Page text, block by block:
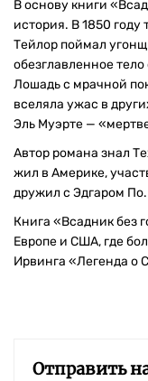
В основу книги
история. В 1850
Тейлор поймал
обезглавленное
Лошадь с мрачной
вселяла ужас в
Эль Муэрте —
Автор романа знал
жил в Америке,
дружил с Эдгаром По.
Книга «Всадник без
Европе и США, где
Ирвинга «Легенда о
Отправить